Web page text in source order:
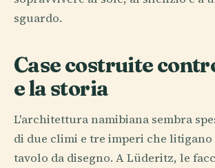
sguardo.
Case costruite
e la storia
L'architettura namibiana sembra
di due climi e tre imperi che litigano
tavolo da disegno. A Lüderitz, le